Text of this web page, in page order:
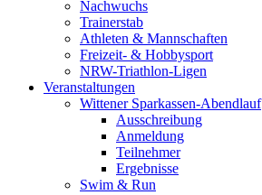
Nachwuchs
Trainerstab
Athleten & Mannschaften
Freizeit- & Hobbysport
NRW-Triathlon-Ligen
Veranstaltungen
Wittener Sparkassen-Abendlauf
Ausschreibung
Anmeldung
Teilnehmer
Ergebnisse
Swim & Run